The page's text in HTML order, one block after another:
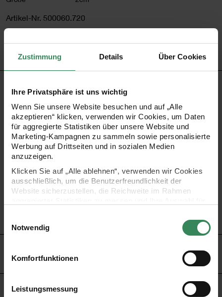
Zustimmung Details Über Cookies
Ihre Privatsphäre ist uns wichtig
Wenn Sie unsere Website besuchen und auf „Alle
akzeptieren“ klicken, verwenden wir Cookies, um Daten
für aggregierte Statistiken über unsere Website und
Marketing-Kampagnen zu sammeln sowie personalisierte
Werbung auf Drittseiten und in sozialen Medien
anzuzeigen.
Klicken Sie auf „Alle ablehnen“, verwenden wir Cookies
ausschließlich, um die Benutzerfreundlichkeit der
Website sicherzustellen, die Reichweite im Rahmen
Ihre Einwilligung ist freiwillig und kann jederzeit über den
Link „Cookie-Einstellungen“ im Fußbereich der Seite
verwendeten Technologien und den Empfängern der
Daten finden Sie in unserer Datenschutzerklärung.
Notwendig
Komfortfunktionen
Leistungsmessung
Artikel-Nr. 500060.720
Bestell-Nr. 3170502
PRODUKTBESCHREIBUNG
Sorgen Sie mit diesen Trachtenknöpfen in Hirschhornoptik
für den letzten Schliff in Ihrem Trachtenoutfit. Die Knöpfe
sind für unterschiedliche Trachtenmodelle und -größen
geeignet.
Trachtenknöpfe „Hirschhornoptik“
Inhalt: 2 Knöpfe